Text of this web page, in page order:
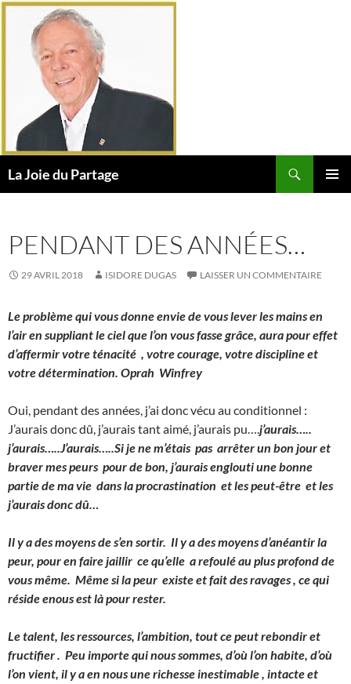
Aller
contenu
La Joie du Partage
PENDANT DES ANNÉES…
29 AVRIL 2018 ISIDORE DUGAS LAISSER UN COMMENTAIRE
Le problème qui vous donne envie de vous lever les mains en
l’air en suppliant le ciel que l’on vous fasse grâce, aura pour effet
d’affermir votre ténacité , votre courage, votre discipline et
votre détermination. Oprah Winfrey
Oui, pendant des années, j’ai donc vécu au conditionnel :
J’aurais donc dû, j’aurais tant aimé, j’aurais pu….j’aurais…..
j’aurais…..J’aurais…..Si je ne m’étais pas arrêter un bon jour et
braver mes peurs pour de bon, j’aurais englouti une bonne
partie de ma vie dans la procrastination et les peut-être et les
j’aurais donc dû…
Il y a des moyens de s’en sortir. Il y a des moyens d’anéantir la
peur, pour en faire jaillir ce qu’elle a refoulé au plus profond de
vous même. Même si la peur existe et fait des ravages , ce qui
réside enous est là pour rester.
Le talent, les ressources, l’ambition, tout ce peut rebondir et
fructifier . Peu importe qui nous sommes, d’où l’on habite, d’où
l’on vient, il y a en nous une richesse inestimable , intacte et